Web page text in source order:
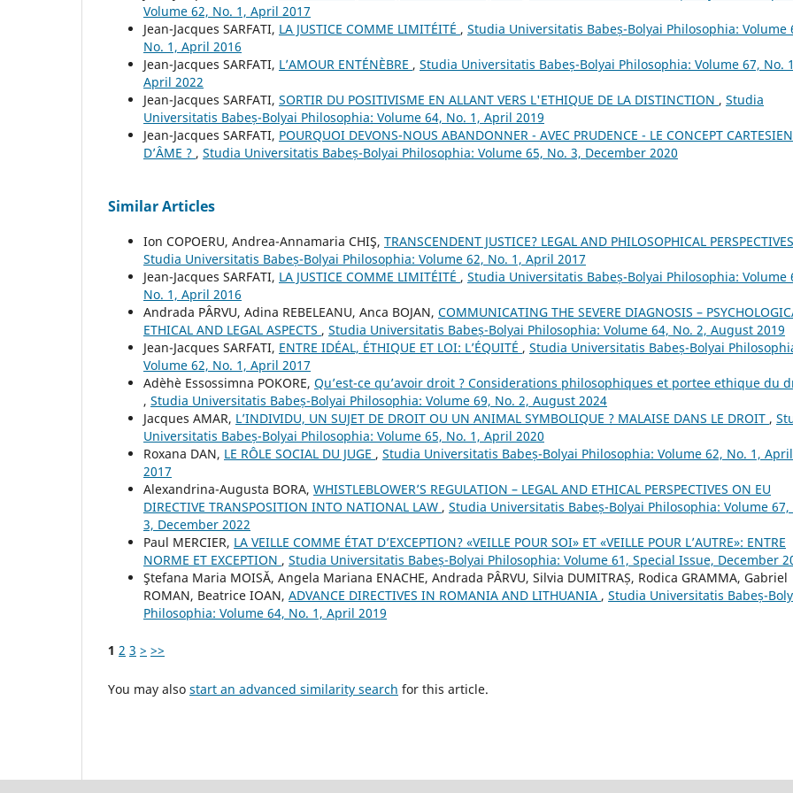
Volume 62, No. 1, April 2017
Jean-Jacques SARFATI, LA JUSTICE COMME LIMITÉITÉ , Studia Universitatis Babeș-Bolyai Philosophia: Volume
No. 1, April 2016
Jean-Jacques SARFATI, L’AMOUR ENTÉNÈBRE , Studia Universitatis Babeș-Bolyai Philosophia: Volume 67, No.
April 2022
Jean-Jacques SARFATI, SORTIR DU POSITIVISME EN ALLANT VERS L'ETHIQUE DE LA DISTINCTION , Studia
Universitatis Babeș-Bolyai Philosophia: Volume 64, No. 1, April 2019
Jean-Jacques SARFATI, POURQUOI DEVONS-NOUS ABANDONNER - AVEC PRUDENCE - LE CONCEPT CARTESIEN
D’ÂME ? , Studia Universitatis Babeș-Bolyai Philosophia: Volume 65, No. 3, December 2020
Similar Articles
Ion COPOERU, Andrea-Annamaria CHIŞ, TRANSCENDENT JUSTICE? LEGAL AND PHILOSOPHICAL PERSPECTIVES
Studia Universitatis Babeș-Bolyai Philosophia: Volume 62, No. 1, April 2017
Jean-Jacques SARFATI, LA JUSTICE COMME LIMITÉITÉ , Studia Universitatis Babeș-Bolyai Philosophia: Volume
No. 1, April 2016
Andrada PÂRVU, Adina REBELEANU, Anca BOJAN, COMMUNICATING THE SEVERE DIAGNOSIS –
ETHICAL AND LEGAL ASPECTS , Studia Universitatis Babeș-Bolyai Philosophia: Volume 64, No. 2, August 2019
Jean-Jacques SARFATI, ENTRE IDÉAL, ÉTHIQUE ET LOI: L’ÉQUITÉ , Studia Universitatis Babeș-Bolyai
Volume 62, No. 1, April 2017
Adèhè Essossimna POKORE, Qu’est-ce qu’avoir droit ? Considerations philosophiques et portee ethique du
, Studia Universitatis Babeș-Bolyai Philosophia: Volume 69, No. 2, August 2024
Jacques AMAR, L’INDIVIDU, UN SUJET DE DROIT OU UN ANIMAL SYMBOLIQUE ? MALAISE DANS LE DROIT ,
Universitatis Babeș-Bolyai Philosophia: Volume 65, No. 1, April 2020
Roxana DAN, LE RÔLE SOCIAL DU JUGE , Studia Universitatis Babeș-Bolyai Philosophia: Volume 62, No. 1, April
2017
Alexandrina-Augusta BORA, WHISTLEBLOWER’S REGULATION – LEGAL AND ETHICAL PERSPECTIVES ON EU
DIRECTIVE TRANSPOSITION INTO NATIONAL LAW , Studia Universitatis Babeș-Bolyai Philosophia: Volume 67,
3, December 2022
Paul MERCIER, LA VEILLE COMME ÉTAT D’EXCEPTION? «VEILLE POUR SOI» ET «VEILLE POUR L’AUTRE»: ENTRE
NORME ET EXCEPTION , Studia Universitatis Babeș-Bolyai Philosophia: Volume 61, Special Issue, December
Ştefana Maria MOISĂ, Angela Mariana ENACHE, Andrada PÂRVU, Silvia DUMITRAȘ, Rodica GRAMMA, Gabriel
ROMAN, Beatrice IOAN, ADVANCE DIRECTIVES IN ROMANIA AND LITHUANIA , Studia Universitatis Babeș-
Philosophia: Volume 64, No. 1, April 2019
1 2 3 > >>
You may also start an advanced similarity search for this article.